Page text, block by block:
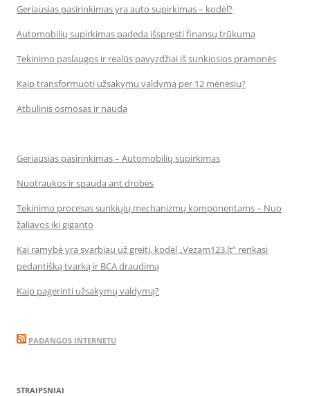
Geriausias pasirinkimas yra auto supirkimas – kodėl?
Automobilių supirkimas padeda išspręsti finansų trūkumą
Tekinimo paslaugos ir realūs pavyzdžiai iš sunkiosios pramonės
Kaip transformuoti užsakymų valdymą per 12 mėnesių?
Atbulinis osmosas ir nauda
Geriausias pasirinkimas – Automobilių supirkimas
Nuotraukos ir spauda ant drobės
Tekinimo procesas sunkiųjų mechanizmų komponentams – Nuo
žaliavos iki giganto
Kai ramybė yra svarbiau už greitį, kodėl „Vezam123.lt“ renkasi
pedantišką tvarką ir BCA draudimą
Kaip pagerinti užsakymų valdymą?
PADANGOS INTERNETU
STRAIPSNIAI